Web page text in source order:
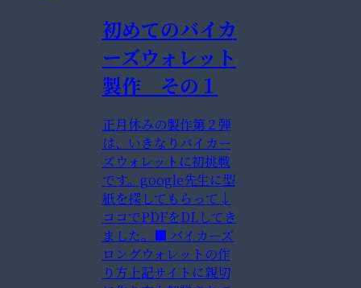
初めてのバイカ
ーズウォレット
製作 その１
正月休みの製作第２弾
は、いきなりバイカー
ズウォレットに初挑戦
です。google先生に型
紙を探してもらって↓
ココでPDFをDLしてき
ました。■ バイカーズ
ロングウォレットの作
り方上記サイトに親切